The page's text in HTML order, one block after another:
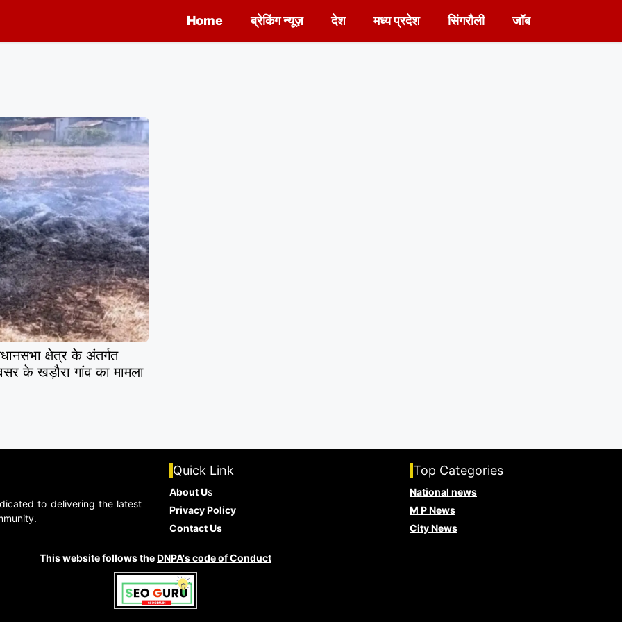
Home ब्रेकिंग न्यूज़ देश मध्य प्रदेश सिंगरौली जॉब
क्षेत्र के अंतर्गत
के खड़ौरा गांव का मामला
to delivering the latest
Quick Link
About Us
Privacy Policy
Contact Us
Top Categories
National news
M P News
City News
This website follows theDNPA's code of Conduct